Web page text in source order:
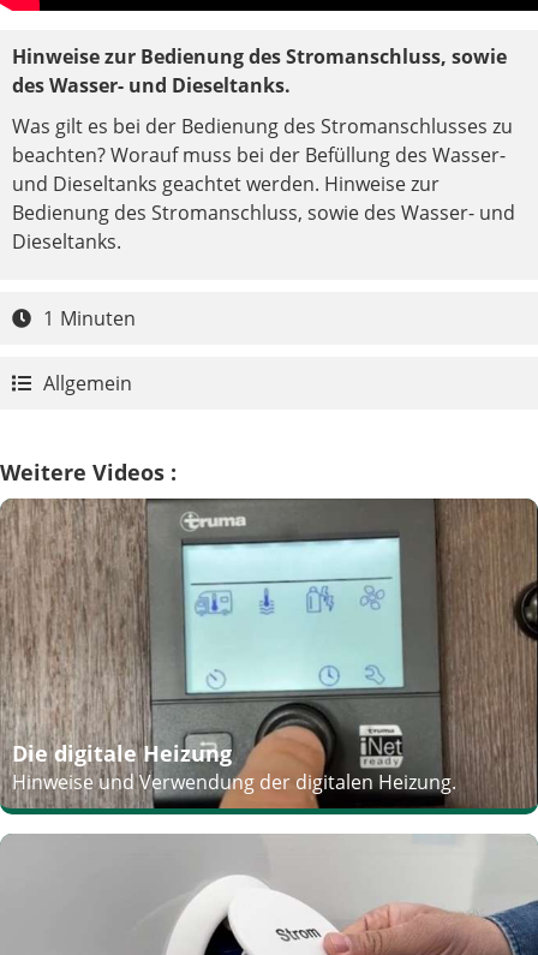
Hinweise zur Bedienung des Stromanschluss, sowie
des Wasser- und Dieseltanks.
Was gilt es bei der Bedienung des Stromanschlusses zu
beachten? Worauf muss bei der Befüllung des Wasser-
und Dieseltanks geachtet werden. Hinweise zur
Bedienung des Stromanschluss, sowie des Wasser- und
Dieseltanks.
 1 Minuten
 Allgemein
Weitere Videos :
Die digitale Heizung
Hinweise und Verwendung der digitalen Heizung.